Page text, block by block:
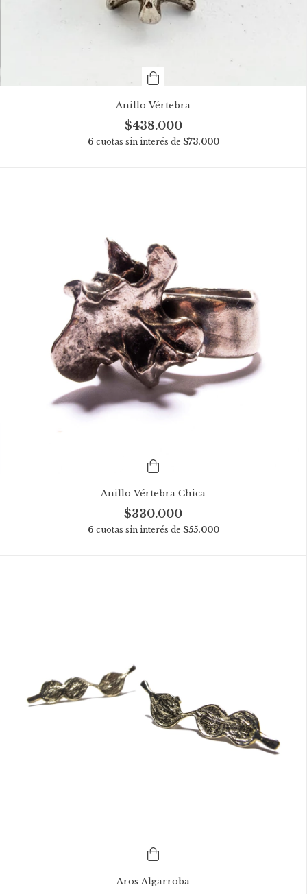
Anillo Vértebra
$438.000
6 cuotas sin interés de $73.000
Anillo Vértebra Chica
$330.000
6 cuotas sin interés de $55.000
Aros Algarroba